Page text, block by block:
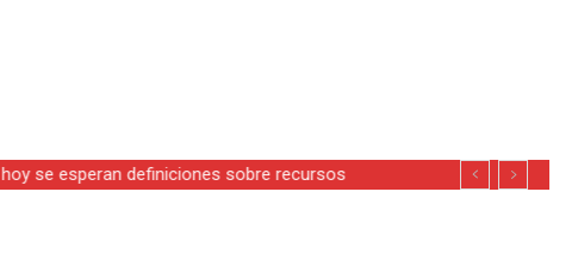
se esperan definiciones sobre recursos